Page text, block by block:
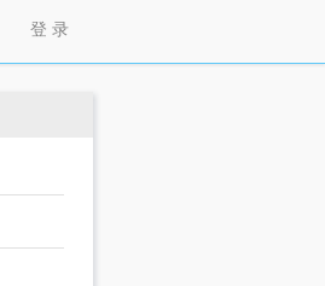
登 录